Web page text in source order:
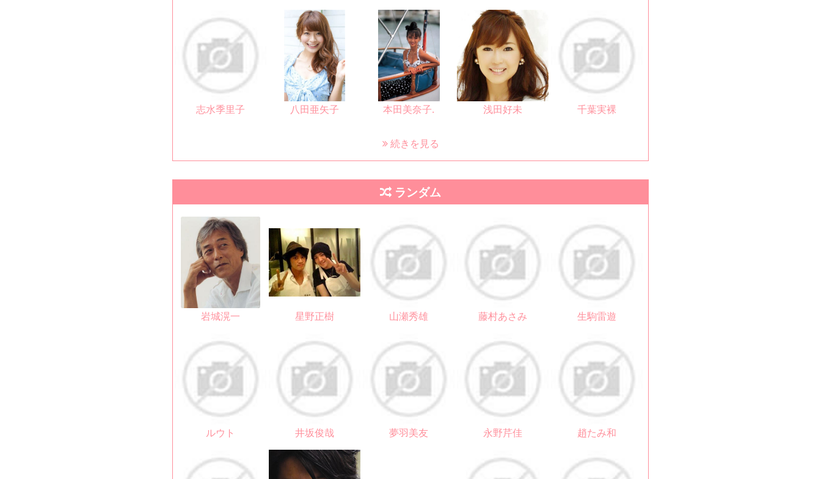
志水季里子 八田亜矢子 本田美奈子. 浅田好未 千葉実裸
続きを見る
ランダム
岩城滉一 星野正樹 山瀬秀雄 藤村あさみ 生駒雷遊
ルウト 井坂俊哉 夢羽美友 永野芹佳 趙たみ和